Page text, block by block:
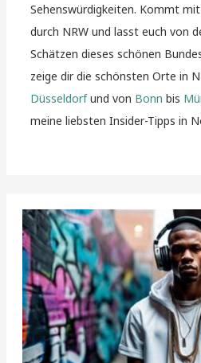
Sehenswürdigkeiten. Kommt
durch NRW und lasst euch von
Schätzen dieses schönen
zeige dir die schönsten Orte in
Düsseldorfund von Bonn bis
meine liebsten Insider-Tipps in